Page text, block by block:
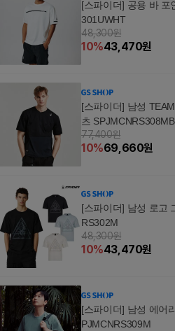
[스파이더] 공용 바 포
301UWHT
48,300원
10%43,470원
[스파이더] 남성
츠
77,400원
10%69,660원
[스파이더] 남성 로고
RS302M
48,300원
10%43,470원
[스파이더] 남성 에어
PJMCNRS309M